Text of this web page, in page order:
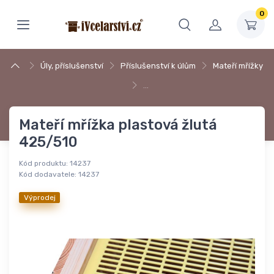
0
Úly, příslušenství Příslušenství k úlům Mateří mřížky
…
Mateří mřížka plastová žlutá
425/510
Kód produktu: 14237
Kód dodavatele: 14237
Výprodej